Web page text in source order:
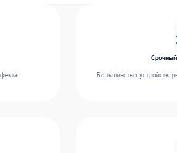
Большинство устройств